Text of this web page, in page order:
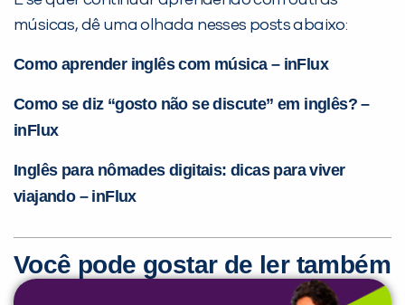
músicas, dê uma olhada nesses posts abaixo:
Como aprender inglês com música – inFlux
Como se diz “gosto não se discute” em inglês? –
inFlux
Inglês para nômades digitais: dicas para viver
viajando – inFlux
Você pode gostar de ler também